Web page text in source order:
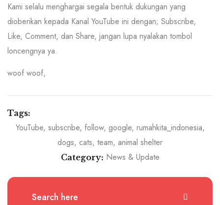
Kami selalu menghargai segala bentuk dukungan yang
dioberikan kepada Kanal YouTube ini dengan; Subscribe,
Like, Comment, dan Share, jangan lupa nyalakan tombol
loncengnya ya.
woof woof,
Tags:
YouTube, subscribe, follow, google, rumahkita_indonesia,
dogs, cats, team, animal shelter
Category: News & Update